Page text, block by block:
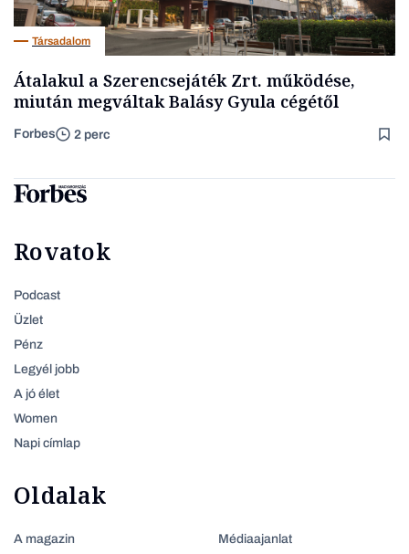
Társadalom
Átalakul a Szerencsejáték Zrt. működése,
miután megváltak Balásy Gyula cégétől
Forbes 2 perc
Rovatok
Podcast
Üzlet
Pénz
Legyél jobb
A jó élet
Women
Napi címlap
Oldalak
A magazin Médiaajanlat